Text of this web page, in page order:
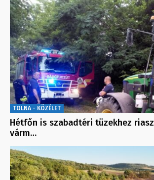
TOLNA - KÖZÉLET
Hétfőn is szabadtéri tüzekhez
várm…